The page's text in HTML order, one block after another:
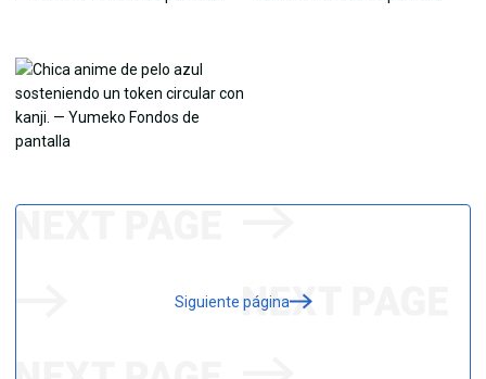
Siguiente página